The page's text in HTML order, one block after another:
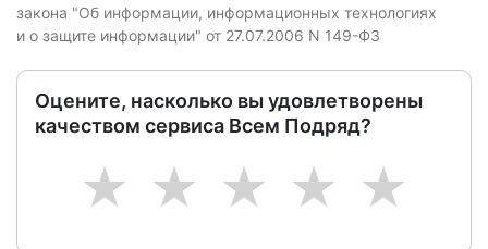
закона "Об информации, информационных технологиях
и о защите информации" от 27.07.2006 N 149-ФЗ
Оцените, насколько вы удовлетворены
качеством сервиса Всем Подряд?
5
4
3
2
1